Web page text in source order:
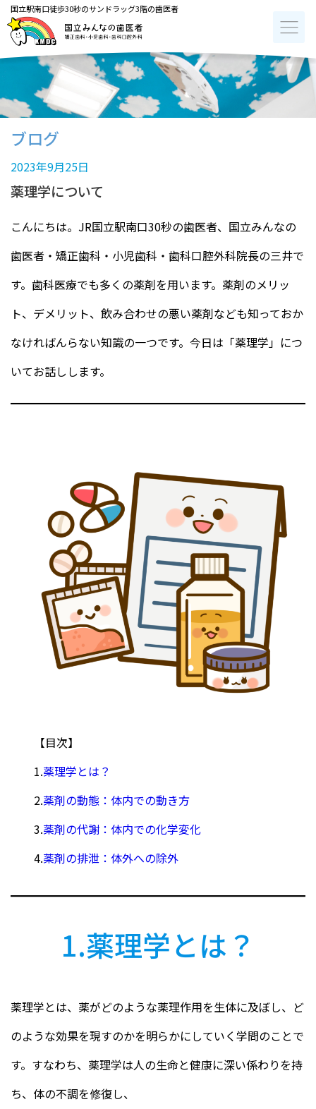
国立駅南口徒歩30秒のサンドラッグ3階の歯医者
ブログ
2023年9月25日
薬理学について
こんにちは。JR国立駅南口30秒の歯医者、国立みんなの
歯医者・矯正歯科・小児歯科・歯科口腔外科院長の三井で
す。歯科医療でも多くの薬剤を用います。薬剤のメリッ
ト、デメリット、飲み合わせの悪い薬剤なども知っておか
なければんらない知識の一つです。今日は「薬理学」につ
いてお話しします。
【目次】
1.薬理学とは？
2.薬剤の動態：体内での動き方
3.薬剤の代謝：体内での化学変化
4.薬剤の排泄：体外への除外
1.薬理学とは？
薬理学とは、薬がどのような薬理作用を生体に及ぼし、ど
のような効果を現すのかを明らかにしていく学問のことで
す。すなわち、薬理学は人の生命と健康に深い係わりを持
ち、体の不調を修復し、